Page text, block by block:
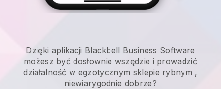
Dzięki aplikacji Blackbell Business Software
możesz być dosłownie wszędzie i prowadzić
działalność w egzotycznym sklepie rybnym ,
niewiarygodnie dobrze?